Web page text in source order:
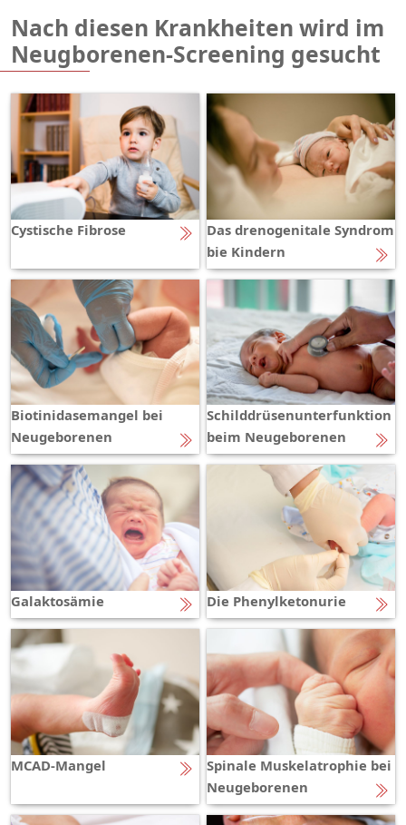
Nach diesen Krankheiten wird im
Neugborenen-Screening gesucht
Cystische Fibrose
Das drenogenitale Syndrom
bie Kindern
Biotinidasemangel bei
Neugeborenen
Schilddrüsenunterfunktion
beim Neugeborenen
Galaktosämie Die Phenylketonurie
MCAD-Mangel
Spinale Muskelatrophie bei
Neugeborenen